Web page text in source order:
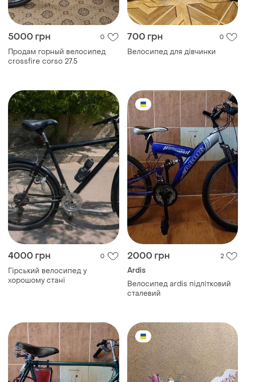
5000 грн 0
Продам горный велосипед
crossfire corso 27.5
700 грн 0
Велосипед для дівчинки
4000 грн 0
Гірський велосипед у
хорошому стані
2000 грн 2
Ardis
Велосипед ardis підлітковий
сталевий